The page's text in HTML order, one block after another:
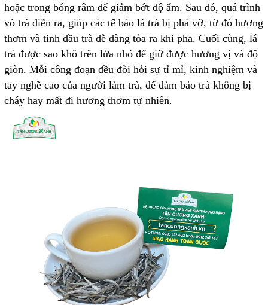
hoặc trong bóng râm để giảm bớt độ ẩm. Sau đó, quá trình
vò trà diễn ra, giúp các tế bào lá trà bị phá vỡ, từ đó hương
thơm và tinh dầu trà dễ dàng tỏa ra khi pha. Cuối cùng, lá
trà được sao khô trên lửa nhỏ để giữ được hương vị và độ
giòn. Mỗi công đoạn đều đòi hỏi sự tỉ mỉ, kinh nghiệm và
tay nghề cao của người làm trà, để đảm bảo trà không bị
cháy hay mất đi hương thơm tự nhiên.